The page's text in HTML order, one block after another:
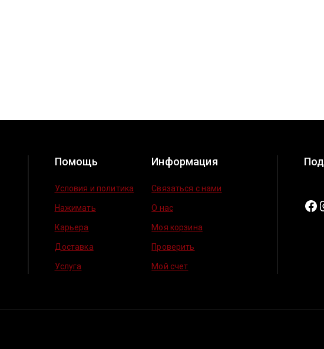
Помощь
Условия и политика
Нажимать
Карьера
Доставка
Услуга
Информация
Связаться с нами
О нас
Моя корзина
Проверить
Мой счет